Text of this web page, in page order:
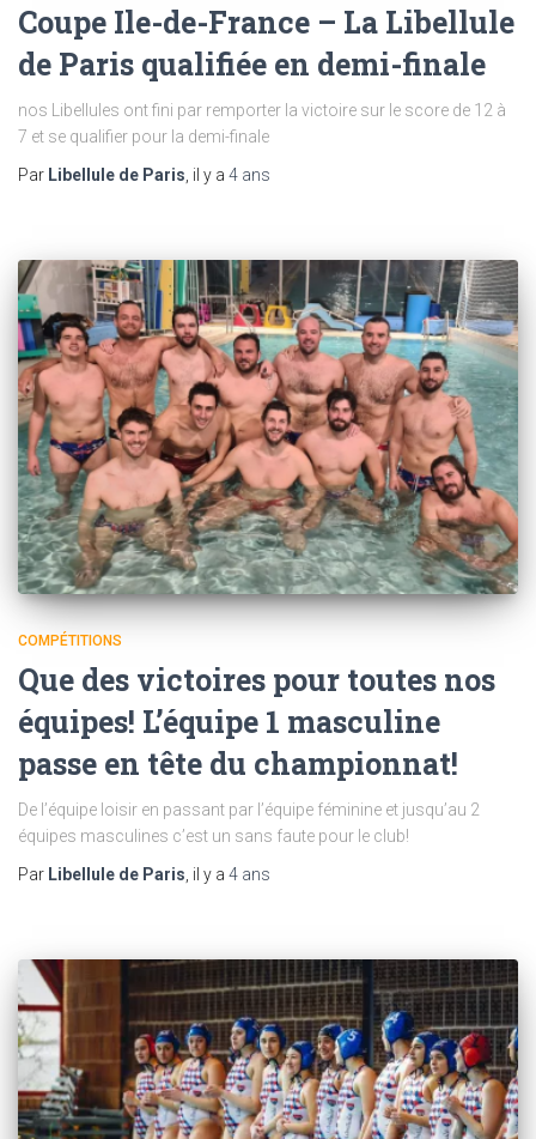
Coupe Ile-de-France – La Libellule
de Paris qualifiée en demi-finale
nos Libellules ont fini par remporter la victoire sur le score de 12 à
7 et se qualifier pour la demi-finale
Par Libellule de Paris , il y a 4 ans
COMPÉTITIONS
Que des victoires pour toutes nos
équipes! L’équipe 1 masculine
passe en tête du championnat!
De l’équipe loisir en passant par l’équipe féminine et jusqu’au 2
équipes masculines c’est un sans faute pour le club!
Par Libellule de Paris , il y a 4 ans